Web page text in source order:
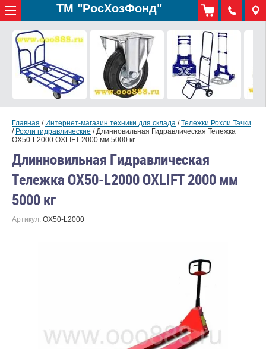
ТМ "РосХозФонд"
Главная / Интернет-магазин техники для склада /Тележки Рохли Тачки
/ Рохли гидравлические /Длинновильная Гидравлическая Тележка
OX50-L2000 OXLIFT 2000 мм 5000 кг
Длинновильная Гидравлическая
Тележка OX50-L2000 OXLIFT 2000 мм
5000 кг
Артикул: OX50-L2000